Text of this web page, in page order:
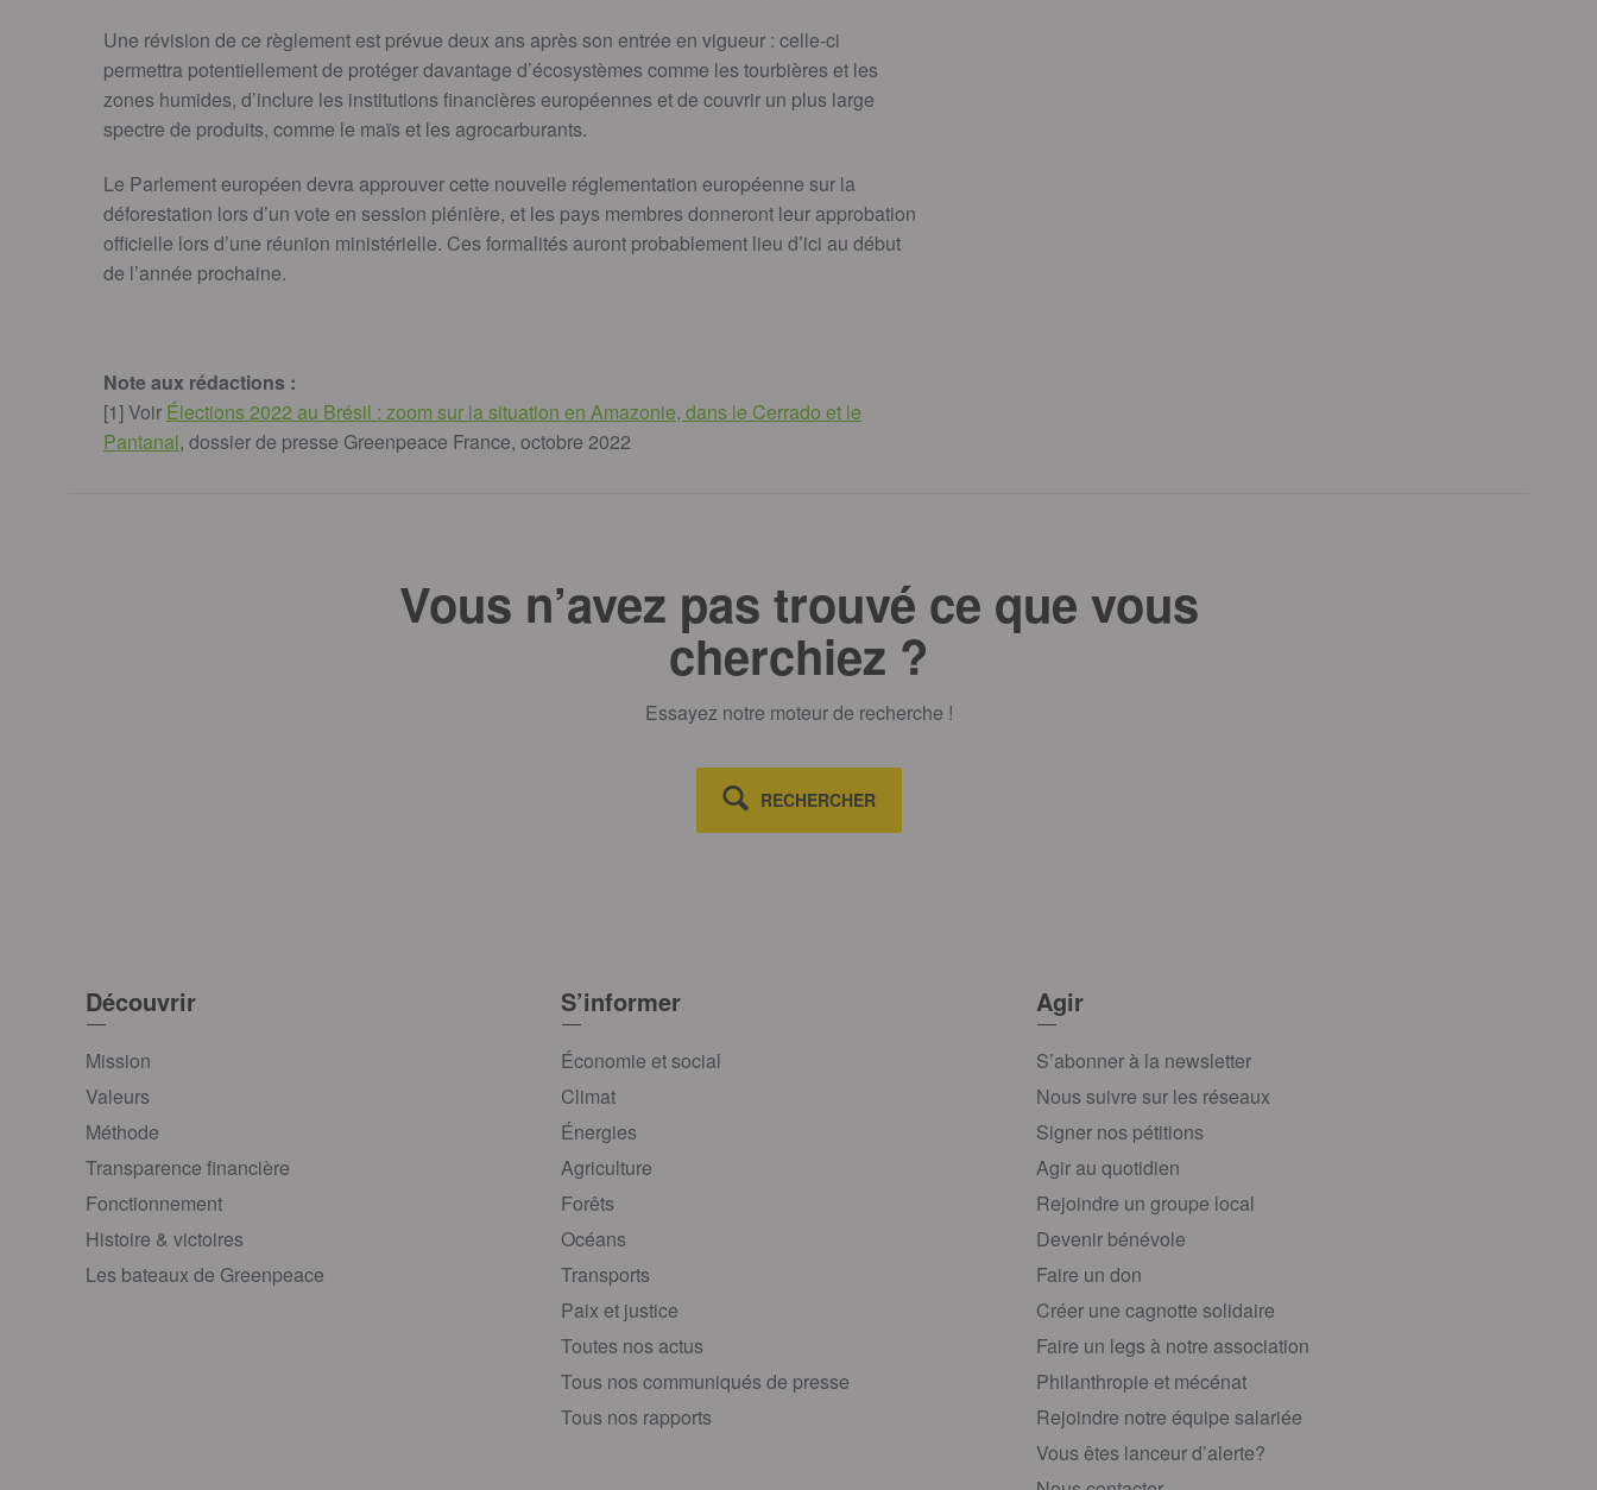
Une révision de ce règlement est prévue deux ans après son entrée en vigueur : celle-ci
permettra potentiellement de protéger davantage d’écosystèmes comme les tourbières et les
zones humides, d’inclure les institutions financières européennes et de couvrir un plus large
spectre de produits, comme le maïs et les agrocarburants.
Le Parlement européen devra approuver cette nouvelle réglementation européenne sur la
déforestation lors d’un vote en session plénière, et les pays membres donneront leur approbation
officielle lors d’une réunion ministérielle. Ces formalités auront probablement lieu d’ici au début
de l’année prochaine.
Note aux rédactions :
[1] Voir Élections 2022 au Brésil : zoom sur la situation en Amazonie, dans le Cerrado et le
Pantanal, dossier de presse Greenpeace France, octobre 2022
Vous n’avez pas trouvé ce que vous
cherchiez ?
Essayez notre moteur de recherche !
RECHERCHER
Découvrir
Mission
Valeurs
Méthode
Transparence financière
Fonctionnement
Histoire & victoires
Les bateaux de Greenpeace
S’informer
Économie et social
Climat
Énergies
Agriculture
Forêts
Océans
Transports
Paix et justice
Toutes nos actus
Tous nos communiqués de presse
Tous nos rapports
Agir
S’abonner à la newsletter
Nous suivre sur les réseaux
Signer nos pétitions
Agir au quotidien
Rejoindre un groupe local
Devenir bénévole
Faire un don
Créer une cagnotte solidaire
Faire un legs à notre association
Philanthropie et mécénat
Rejoindre notre équipe salariée
Vous êtes lanceur d’alerte?